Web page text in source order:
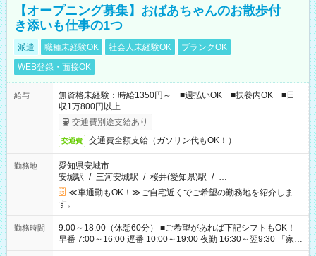
【オープニング募集】おばあちゃんのお散歩付
き添いも仕事の1つ
派遣 職種未経験OK 社会人未経験OK
ブランクOK
WEB登録・面接OK
給与
無資格未経験：時給1350円～ ■週払いOK ■扶養内OK ■日
収1万800円以上
交通費別途支給あり
交通費 交通費全額支給（ガソリン代もOK！）
勤務地
愛知県安城市
安城駅 / 三河安城駅 / 桜井(愛知県)駅 / …
≪車通勤もOK！≫ご自宅近くでご希望の勤務地を紹介しま
す。
勤務時間
9:00～18:00（休憩60分） ■ご希望があれば下記シフトもOK！
早番 7:00～16:00 遅番 10:00～19:00 夜勤 16:30～翌9:30 「家族
と休みを合わせたい」 「余裕を持って夕飯の準備がしたい」